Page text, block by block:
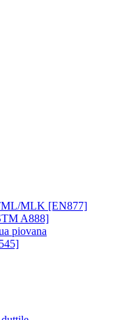
MLK [EN877]
A888]
piovana